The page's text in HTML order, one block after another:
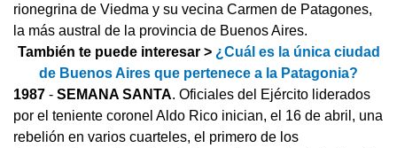
rionegrina de Viedma y su vecina Carmen de Patagones,
la más austral de la provincia de Buenos Aires.
También te puede interesar > ¿Cuál es la única ciudad
de Buenos Aires que pertenece a la Patagonia?
1987 - SEMANA SANTA. Oficiales del Ejército liderados
por el teniente coronel Aldo Rico inician, el 16 de abril, una
rebelión en varios cuarteles, el primero de los